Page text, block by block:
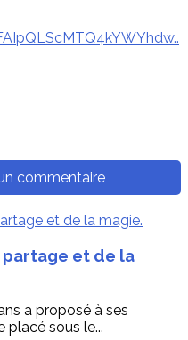
commentaire
partage et de la
a proposé à ses
placé sous le...